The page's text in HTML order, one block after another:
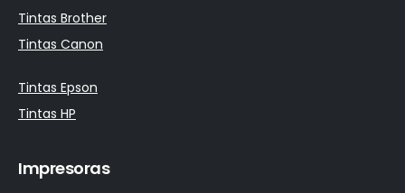
Tintas Brother
Tintas Canon
Tintas Epson
Tintas HP
Impresoras